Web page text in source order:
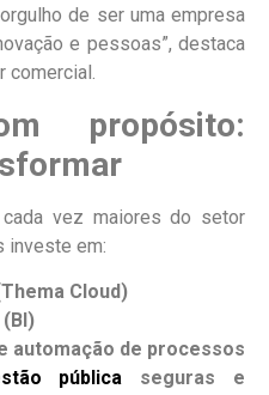
de ser uma empresa
e pessoas”, destaca
comercial.
propósito:
vez maiores do setor
investe em:
Cloud)
(BI)
automação de processos
pública seguras e